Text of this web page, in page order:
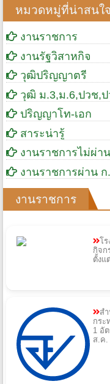
หมวดหมู่ที่น่าสนใจ
งานราชการ
งานรัฐวิสาหกิจ
วุฒิปริญญาตรี
วุฒิ ม.3,ม.6,ปวช,ป
ปริญญาโท-เอก
สาระน่ารู้
งานราชการไม่ผ่า
งานราชการผ่าน ก
งานราชการ
โ
กิจก
ตั้งแ
ส
กระ
1 อั
ส.ค.